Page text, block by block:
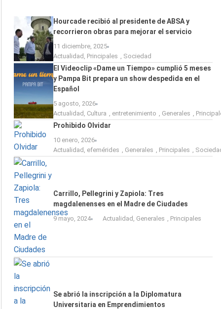
Hourcade recibió al presidente de ABSA y
recorrieron obras para mejorar el servicio
11 diciembre, 2025
Actualidad , Principales , Sociedad
El Videoclip «Dame un Tiempo» cumplió 5 meses
y Pampa Bit prepara un show despedida en el
Español
5 agosto, 2026
Actualidad , Cultura , entretenimiento , Generales ,
Prohibido Olvidar
10 enero, 2026
Actualidad , efemérides , Generales , Principales ,
Carrillo, Pellegrini y Zapiola: Tres
magdalenenses en el Madre de Ciudades
9 mayo, 2024 Actualidad , Generales , Principales
Se abrió la inscripción a la Diplomatura
Universitaria en Emprendimientos